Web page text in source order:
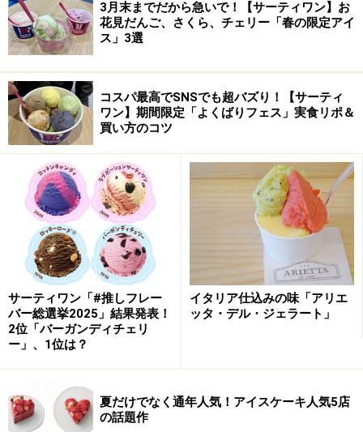
3月末までだから急いで！【サーティワン】お
花見だんご、さくら、チェリー「春の限定アイ
ス」3選
コスパ最高でSNSでも超バズり！【サーティ
ワン】期間限定「よくばりフェス」実食リポ＆
買い方のコツ
サーティワン「#推しフレー
バー総選挙2025」結果発表！
2位「バーガンディチェリ
ー」、1位は？
イタリア仕込みの味「アリエ
ッタ・デル・ジェラート」
夏だけでなく通年人気！アイスケーキ人気5店
の話題作